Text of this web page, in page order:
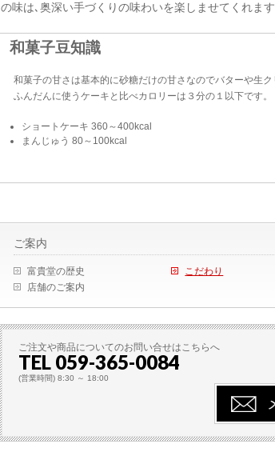
の味は､奥深い手づくりの味わいを楽しませてくれます
和菓子豆知識
和菓子の甘さは基本的に砂糖だけの甘さなのでバターや生ク
ふんだんに使うケーキと比べカロリーは３分の１以下です。
ショートケーキ 360～400kcal
まんじゅう 80～100kcal
ご案内
富貴堂の歴史 こだわり
店舗のご案内
ご注文や商品についてのお問い合せはこちらへ
TEL 059-365-0084
(営業時間) 8:30 ～ 18:00